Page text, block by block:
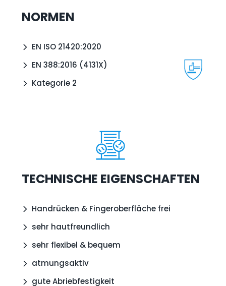
NORMEN
EN ISO 21420:2020
EN 388:2016 (4131X)
Kategorie 2
TECHNISCHE EIGENSCHAFTEN
Handrücken & Fingeroberfläche frei
sehr hautfreundlich
sehr flexibel & bequem
atmungsaktiv
gute Abriebfestigkeit